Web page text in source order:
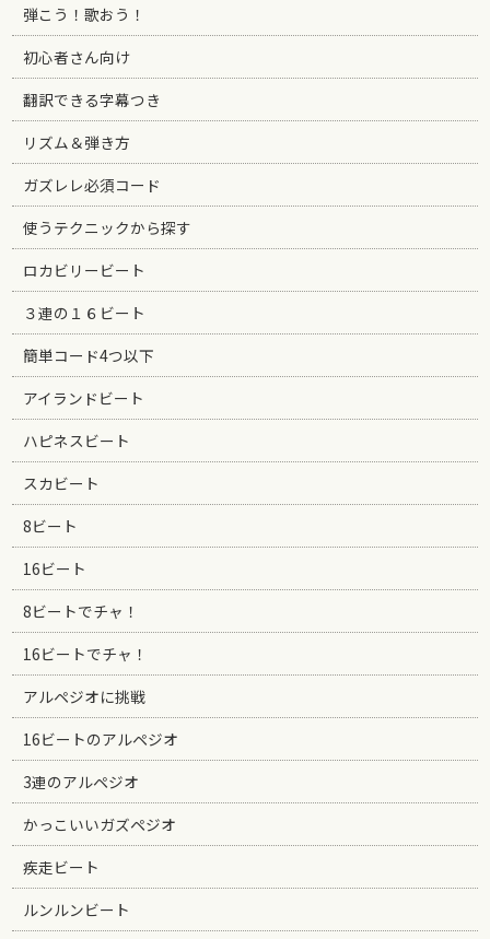
弾こう！歌おう！
初心者さん向け
翻訳できる字幕つき
リズム＆弾き方
ガズレレ必須コード
使うテクニックから探す
ロカビリービート
３連の１６ビート
簡単コード4つ以下
アイランドビート
ハピネスビート
スカビート
8ビート
16ビート
8ビートでチャ！
16ビートでチャ！
アルペジオに挑戦
16ビートのアルペジオ
3連のアルペジオ
かっこいいガズペジオ
疾走ビート
ルンルンビート